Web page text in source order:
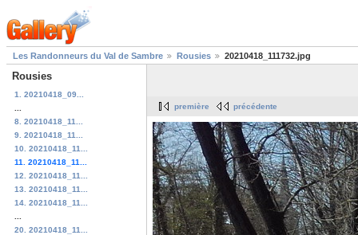
Les Randonneurs du Val de Sambre Rousies 20210418_111732.jpg
Rousies
1. 20210418_09...
8. 20210418_11...
9. 20210418_11...
10. 20210418_11...
11. 20210418_11...
12. 20210418_11...
13. 20210418_11...
14. 20210418_11...
20. 20210418_11...
première précédente